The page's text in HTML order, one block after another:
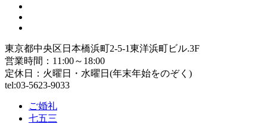
東京都中央区日本橋浜町2-5-1東洋浜町ビル.3F
営業時間：11:00～18:00
定休日：火曜日・水曜日(年末年始をのぞく)
tel:03-5623-9033
ご婚礼
七五三